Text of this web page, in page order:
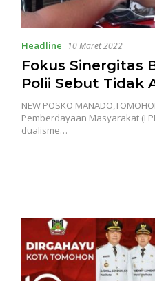
Headline 10 Maret 2022
Fokus Sinergitas
Polii Sebut Tidak
Dalam LPM Kota
NEW POSKO
Pemberdayaan Masyarakat
dualisme…